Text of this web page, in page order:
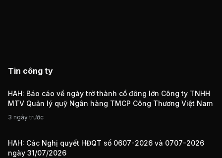
Tin công ty
HAH: Báo cáo về ngày trở thành cổ đông lớn Công ty TNHH
MTV Quản lý quỹ Ngân hàng TMCP Công Thương Việt Nam
3 ngày trước
HAH: Các Nghị quyết HĐQT số 0607-2026 và 0707-2026
ngày 31/07/2026